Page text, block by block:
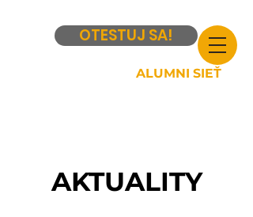
OTESTUJ SA!
ALUMNI SIEŤ
AKTUALITY